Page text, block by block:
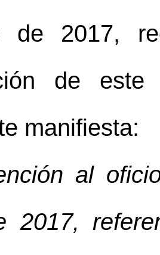
de 2017,
de
manifiesta:
al
2017,